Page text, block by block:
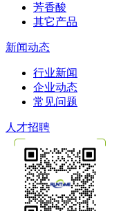
芳香酸
其它产品
新闻动态
行业新闻
企业动态
常见问题
人才招聘